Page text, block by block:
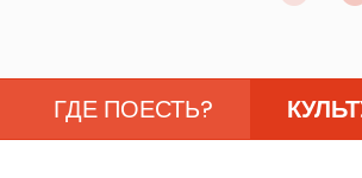
ГДЕ ПОЕСТЬ?